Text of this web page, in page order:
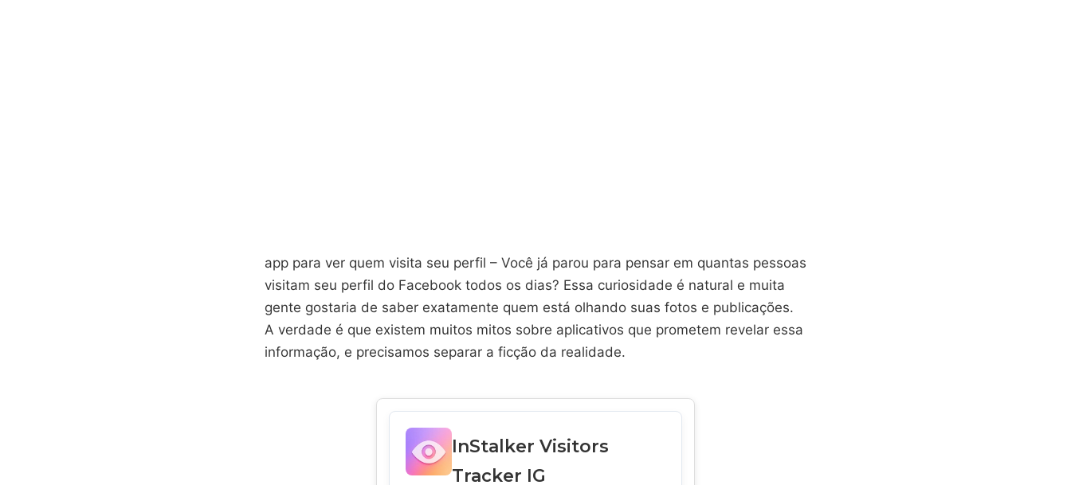
app para ver quem visita seu perfil – Você já parou para pensar em quantas pessoas
visitam seu perfil do Facebook todos os dias? Essa curiosidade é natural e muita
gente gostaria de saber exatamente quem está olhando suas fotos e publicações.
A verdade é que existem muitos mitos sobre aplicativos que prometem revelar essa
informação, e precisamos separar a ficção da realidade.
InStalker Visitors
Tracker IG